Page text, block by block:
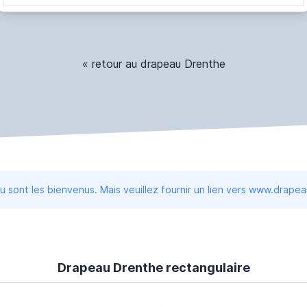
« retour au drapeau Drenthe
sont les bienvenus. Mais veuillez fournir un lien vers
Drapeau Drenthe rectangulaire